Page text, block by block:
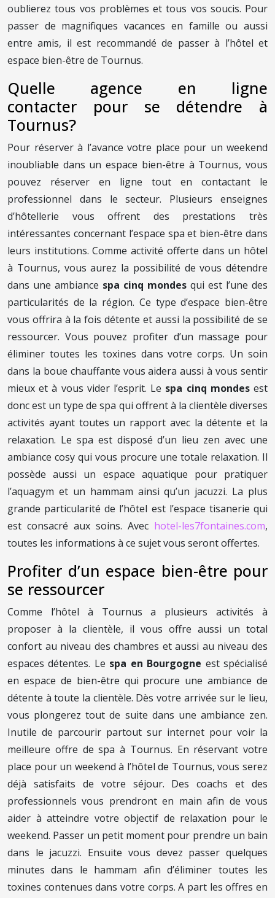
oublierez tous vos problèmes et tous vos soucis. Pour
passer de magnifiques vacances en famille ou aussi
entre amis, il est recommandé de passer à l’hôtel et
espace bien-être de Tournus.
Quelle agence en ligne
contacter pour se détendre à
Tournus?
Pour réserver à l’avance votre place pour un weekend
inoubliable dans un espace bien-être à Tournus, vous
pouvez réserver en ligne tout en contactant le
professionnel dans le secteur. Plusieurs enseignes
d’hôtellerie vous offrent des prestations très
intéressantes concernant l’espace spa et bien-être dans
leurs institutions. Comme activité offerte dans un hôtel
à Tournus, vous aurez la possibilité de vous détendre
dans une ambiance spa cinq mondes qui est l’une des
particularités de la région. Ce type d’espace bien-être
vous offrira à la fois détente et aussi la possibilité de se
ressourcer. Vous pouvez profiter d’un massage pour
éliminer toutes les toxines dans votre corps. Un soin
dans la boue chauffante vous aidera aussi à vous sentir
mieux et à vous vider l’esprit. Le spa cinq mondesest
donc est un type de spa qui offrent à la clientèle diverses
activités ayant toutes un rapport avec la détente et la
relaxation. Le spa est disposé d’un lieu zen avec une
ambiance cosy qui vous procure une totale relaxation. Il
possède aussi un espace aquatique pour pratiquer
l’aquagym et un hammam ainsi qu’un jacuzzi. La plus
grande particularité de l’hôtel est l’espace tisanerie qui
est consacré aux soins. Avec hotel-les7fontaines.com,
toutes les informations à ce sujet vous seront offertes.
Profiter d’un espace bien-être pour
se ressourcer
Comme l’hôtel à Tournus a plusieurs activités à
proposer à la clientèle, il vous offre aussi un total
confort au niveau des chambres et aussi au niveau des
espaces détentes. Le spa en Bourgogne est spécialisé
en espace de bien-être qui procure une ambiance de
détente à toute la clientèle. Dès votre arrivée sur le lieu,
vous plongerez tout de suite dans une ambiance zen.
Inutile de parcourir partout sur internet pour voir la
meilleure offre de spa à Tournus. En réservant votre
place pour un weekend à l’hôtel de Tournus, vous serez
déjà satisfaits de votre séjour. Des coachs et des
professionnels vous prendront en main afin de vous
aider à atteindre votre objectif de relaxation pour le
weekend. Passer un petit moment pour prendre un bain
dans le jacuzzi. Ensuite vous devez passer quelques
minutes dans le hammam afin d’éliminer toutes les
toxines contenues dans votre corps. A part les offres en